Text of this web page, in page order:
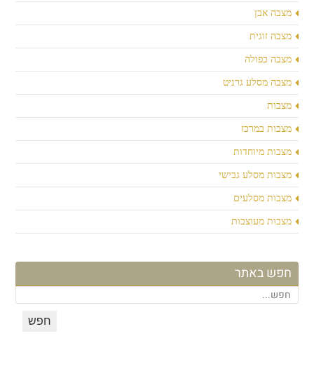
מצבה אבן
מצבה זוגית
מצבה כפולה
מצבה מסלע גרניט
מצבות
מצבות במרכז
מצבות מיוחדות
מצבות מסלע גבישי
מצבות מסלעים
מצבות מעוצבות
חפש באתר